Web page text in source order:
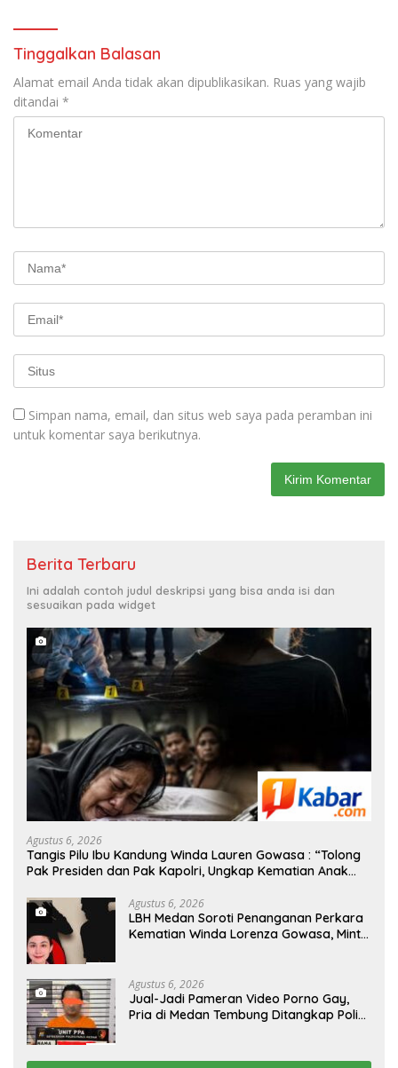
Tinggalkan Balasan
Alamat email Anda tidak akan dipublikasikan. Ruas yang wajib
ditandai *
Simpan nama, email, dan situs web saya pada peramban ini
untuk komentar saya berikutnya.
Berita Terbaru
Ini adalah contoh judul deskripsi yang bisa anda isi dan
sesuaikan pada widget
Agustus 6, 2026
Tangis Pilu Ibu Kandung Winda Lauren Gowasa : “Tolong
Pak Presiden dan Pak Kapolri, Ungkap Kematian Anak
Agustus 6, 2026
‎LBH Medan Soroti Penanganan Perkara
Kematian Winda Lorenza Gowasa, Minta
Agustus 6, 2026
Jual-Jadi Pameran Video Porno Gay,
Pria di Medan Tembung Ditangkap Polisi